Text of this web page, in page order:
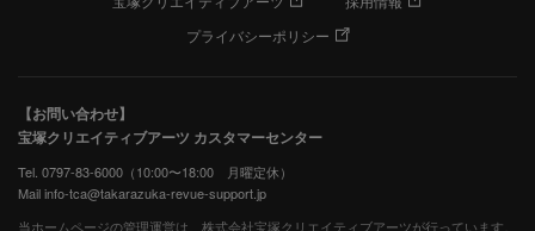
プライバシーポリシー
【お問い合わせ】
宝塚クリエイティブアーツ カスタマーセンター
Tel. 0797-83-6000（10:00〜18:00 月曜定休）
Mail info-tca@takarazuka-revue-support.jp
当ホームページの管理運営は、株式会社宝塚クリエイティブアーツが行っています。